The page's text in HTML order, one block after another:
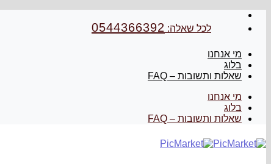
Skip
לכל שאלה: 0544366392
מי אנחנו
בלוג
שאלות ותשובות – FAQ
מי אנחנו
בלוג
שאלות ותשובות – FAQ